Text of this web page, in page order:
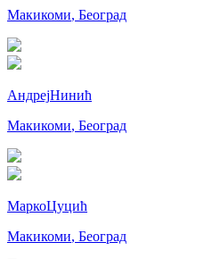
Макикоми, Београд
АндрејНинић
Макикоми, Београд
МаркоЦуцић
Макикоми, Београд